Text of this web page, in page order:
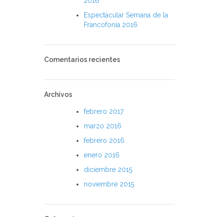
Espectacular Semana de la
Francofonía 2016
Comentarios recientes
Archivos
febrero 2017
marzo 2016
febrero 2016
enero 2016
diciembre 2015
noviembre 2015